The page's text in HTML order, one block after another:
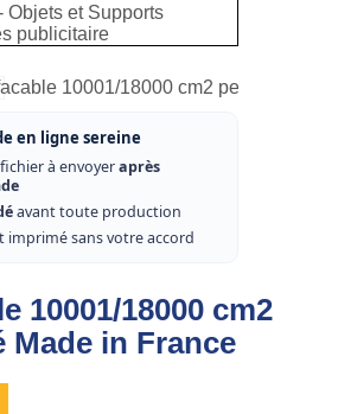
en ligne sereine
à envoyeraprès
avant toute production
imprimé sans votre accord
10001/18000 cm2
Made in France